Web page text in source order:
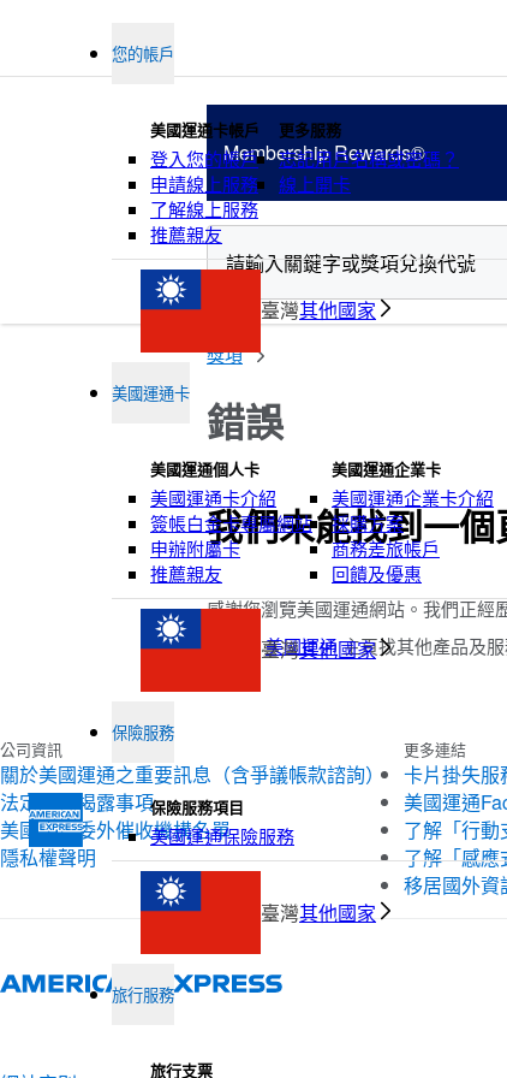
您的帳戶
美國運通卡帳戶
登入您的帳戶
申請線上服務
了解線上服務
推薦親友
更多服務
忘記用戶名稱或密碼？
線上開卡
臺灣其他國家
美國運通卡
美國運通個人卡
美國運通卡介紹
簽帳白金卡專屬網站
申辦附屬卡
推薦親友
美國運通企業卡
美國運通企業卡介紹
採購方案
商務差旅帳戶
回饋及優惠
臺灣其他國家
保險服務
保險服務項目
美國運通保險服務
臺灣其他國家
旅行服務
旅行支票
Membership Rewards®
積分
獎項
錯誤
我們未能找到一個
感謝您瀏覽美國運通網站。我們正經
請瀏覽美國運通主頁找其他產品及
公司資訊
關於美國運通之重要訊息（含爭議帳款諮詢）
法定公開揭露事項
美國運通委外催收機構名單
隱私權聲明
更多連結
卡片掛失服
美國運通
了解「行動
了解「感應
移居國外資